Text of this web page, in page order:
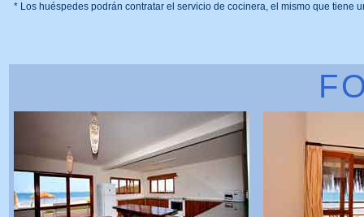
* Los huéspedes podrán contratar el servicio de cocinera, el mismo que tiene